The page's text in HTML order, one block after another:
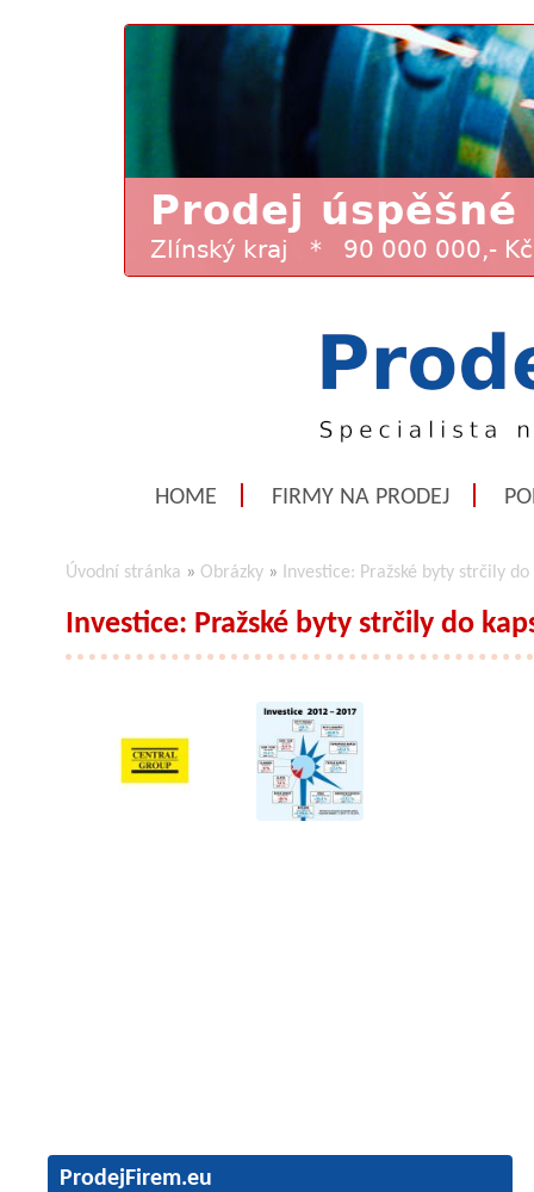
HOME FIRMY NA PRODEJ
Úvodní stránka » Obrázky » Investice: Pražské byty strčily
Investice: Pražské byty strčily do
ProdejFirem.eu